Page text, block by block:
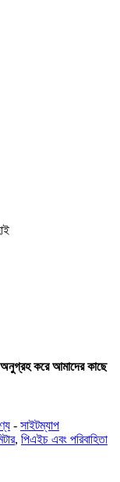
করে আমাদের কাছে
- সাইটম্যাপ
, পিএইচ এবং পরিবাহিতা